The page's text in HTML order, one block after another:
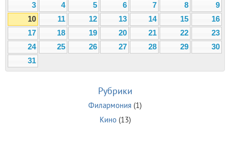
3
4 5 6 7 8
9
10
11 12 13 14 15
16
17
18 19 20 21 22
23
24
25 26 27 28 29
30
31
Рубрики
Филармония (1)
Кино(13)